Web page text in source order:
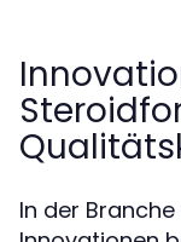
In der